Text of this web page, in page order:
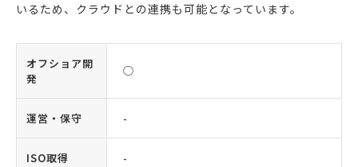
いるため、クラウドとの連携も可能となっています。
オフショア開
発
◯
運営・保守 -
ISO取得 -